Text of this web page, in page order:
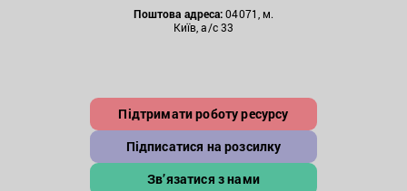
Поштова адреса:04071, м.
Київ, а/с 33
Підтримати роботу ресурсу
Підписатися на розсилку
Зв’язатися з нами